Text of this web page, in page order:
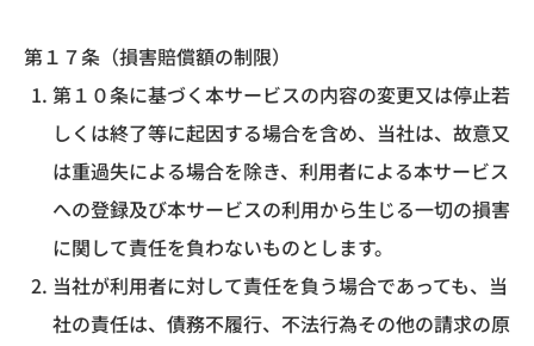
第１７条（損害賠償額の制限）
第１０条に基づく本サービスの内容の変更又は停止若
しくは終了等に起因する場合を含め、当社は、故意又
は重過失による場合を除き、利用者による本サービス
への登録及び本サービスの利用から生じる一切の損害
に関して責任を負わないものとします。
当社が利用者に対して責任を負う場合であっても、当
社の責任は、債務不履行、不法行為その他の請求の原